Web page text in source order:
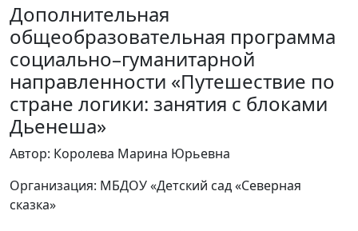
Дополнительная
общеобразовательная программа
социально–гуманитарной
направленности «Путешествие по
стране логики: занятия с блоками
Дьенеша»
Автор: Королева Марина Юрьевна
Организация: МБДОУ «Детский сад «Северная
сказка»